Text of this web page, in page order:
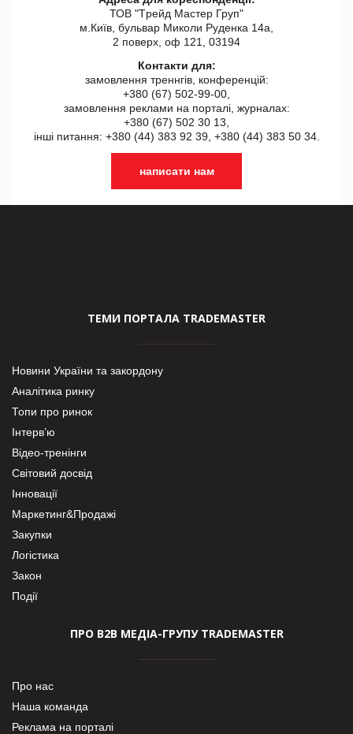
ТОВ "Tрейд Мастер Груп"
м.Київ, бульвар Миколи Руденка 14а,
2 поверх, оф 121, 03194
Контакти для:
замовлення треннгів, конференцій:
+380 (67) 502-99-00,
замовлення реклами на порталі, журналах:
+380 (67) 502 30 13,
інші питання: +380 (44) 383 92 39, +380 (44) 383 50 34.
написати нам
ТЕМИ ПОРТАЛА TRADEMASTER
Новини України та закордону
Аналітика ринку
Топи про ринок
Інтерв’ю
Відео-тренінги
Світовий досвід
Інновації
Маркетинг&Продажі
Закупки
Логістика
Закон
Події
ПРО В2В МЕДІА-ГРУПУ TRADEMASTER
Про нас
Наша команда
Реклама на порталі